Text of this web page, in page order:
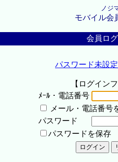
ノジ
モバイル会
会員ロ
パスワード未設
【ログイン
ﾒｰﾙ・電話番号
メール・電話番号
パスワード
パスワードを保存